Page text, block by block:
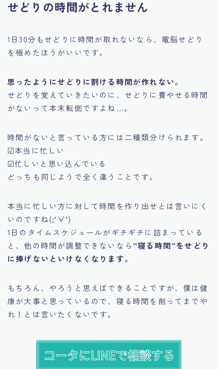
せどりの時間がとれません
1日30分もせどりに時間が取れないなら、電脳せどり
を極めたほうがいいです。
思ったようにせどりに割ける時間が作れない。
せどりを覚えていきたいのに、せどりに費やせる時間
がないって本末転倒ですよね…。
時間がないと言っている方には二種類分けられます。
☑本当に忙しい
☑忙しいと思い込んでいる
どっちも同じようで全く違うことです。
本当に忙しい方に対して時間を作り出せとは言いにく
いのですね(;’∀’)
1日のタイムスケジュールがギチギチに詰まっている
と、他の時間が調整できないなら ”寝る時間”をせどり
に捧げないといけなくなります。
もちろん、やろうと思えばできることですが、僕は健
康が大事と思っているので、 寝る時間を削ってまでや
れ！とは言いたくないです。